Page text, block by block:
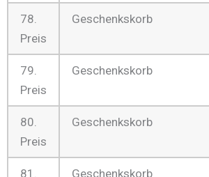
78.
Preis
Geschenkskorb
79.
Preis
Geschenkskorb
80.
Preis
Geschenkskorb
81. Geschenkskorb